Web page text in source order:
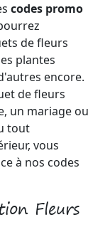
codes promo
de fleurs
plantes
encore.
de fleurs
un mariage ou
tout
vous
à nos codes
Fleurs